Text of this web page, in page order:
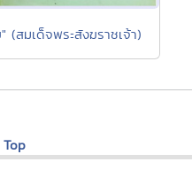
(สมเด็จพระสังฆราชเจ้า)